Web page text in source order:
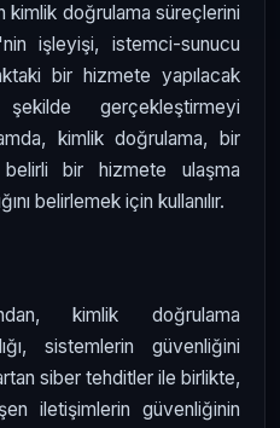
kimlik doğrulama süreçlerini
işleyişi, istemci-sunucu
bir hizmete yapılacak
gerçekleştirmeyi
kimlik doğrulama, bir
belirli bir hizmete ulaşma
belirlemek için kullanılır.
kimlik doğrulama
sistemlerin güvenliğini
siber tehditler ile birlikte,
iletişimlerin güvenliğinin